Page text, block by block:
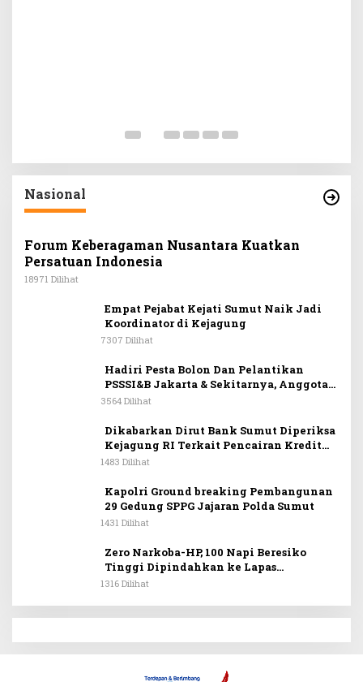
Nasional
Forum Keberagaman Nusantara Kuatkan
Persatuan Indonesia
18971 Dilihat
Empat Pejabat Kejati Sumut Naik Jadi
Koordinator di Kejagung
7307 Dilihat
Hadiri Pesta Bolon Dan Pelantikan
PSSSI&B Jakarta & Sekitarnya, Anggota
DPR RI Kombes. Pol. (Purn). Dr. Maruli
Simanjuntak Dapat Berkontribusi
Membangun Bangsa
3564 Dilihat
Dikabarkan Dirut Bank Sumut Diperiksa
Kejagung RI Terkait Pencairan Kredit
PT Sritex
1483 Dilihat
Kapolri Ground breaking Pembangunan
29 Gedung SPPG Jajaran Polda Sumut
1431 Dilihat
Zero Narkoba-HP, 100 Napi Beresiko
Tinggi Dipindahkan ke Lapas
Nusakambangan
1316 Dilihat